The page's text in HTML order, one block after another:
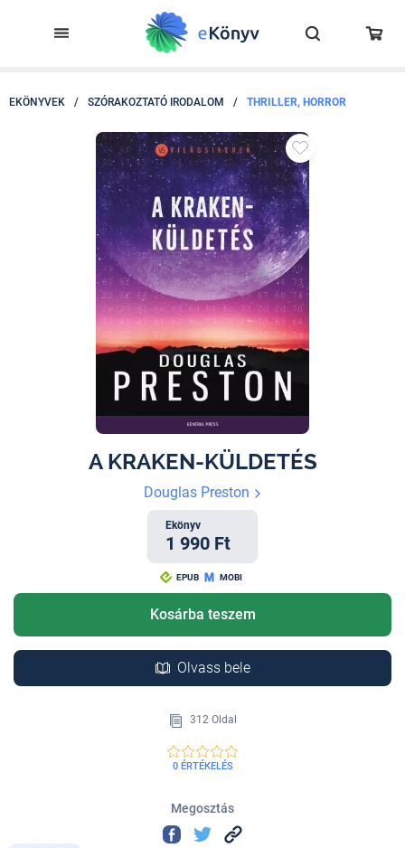
EKÖNYVEK / SZÓRAKOZTATÓ IRODALOM / THRILLER, HORROR
A KRAKEN-KÜLDETÉS
Douglas Preston
Ekönyv
1 990 Ft
EPUB MOBI
Kosárba teszem
Olvass bele
312 Oldal
0 ÉRTÉKELÉS
Megosztás